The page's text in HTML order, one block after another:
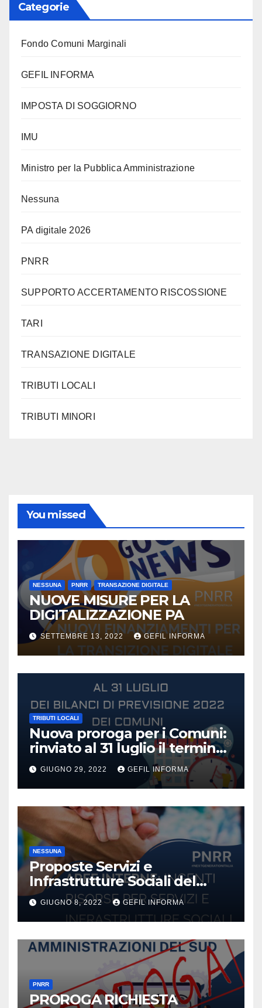
Categorie
Fondo Comuni Marginali
GEFIL INFORMA
IMPOSTA DI SOGGIORNO
IMU
Ministro per la Pubblica Amministrazione
Nessuna
PA digitale 2026
PNRR
SUPPORTO ACCERTAMENTO RISCOSSIONE
TARI
TRANSAZIONE DIGITALE
TRIBUTI LOCALI
TRIBUTI MINORI
You missed
NESSUNA PNRR TRANSAZIONE DIGITALE
NUOVE MISURE PER LA
DIGITALIZZAZIONE PA
SETTEMBRE 13, 2022 GEFIL INFORMA
TRIBUTI LOCALI
Nuova proroga per i Comuni:
rinviato al 31 luglio il termine
di approvazione del bilancio
di previsione dell’anno 2022
dei Comuni.
GIUGNO 29, 2022 GEFIL INFORMA
NESSUNA
Proposte Servizi e
Infrastrutture Sociali del
PNRR
GIUGNO 8, 2022 GEFIL INFORMA
PNRR
PROROGA RICHIESTA